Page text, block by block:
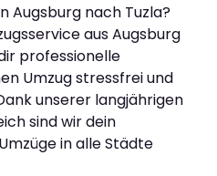
Augsburg nach Tuzla?
aus Augsburg
professionelle
Umzug stressfrei und
unserer langjährigen
sind wir dein
in alle Städte